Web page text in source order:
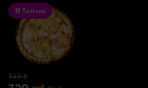
🤘Топчик
349 ₴